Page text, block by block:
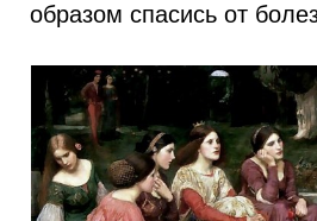
образом спасись от